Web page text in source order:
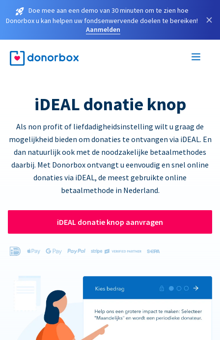
Doe mee aan een demo van 30 minuten om te zien hoe
Donorbox u kan helpen uw fondsenwervende doelen te bereiken!
Aanmelden
×
iDEAL donatie knop
Als non profit of liefdadigheidsinstelling wilt u graag de
mogelijkheid bieden om donaties te ontvangen via iDEAL. En
dan natuurlijk ook met de noodzakelijke betaalmethodes
daarbij. Met Donorbox ontvangt u eenvoudig en snel online
donaties via iDEAL, de meest gebruikte online
betaalmethode in Nederland.
iDEAL donatie knop aanvragen